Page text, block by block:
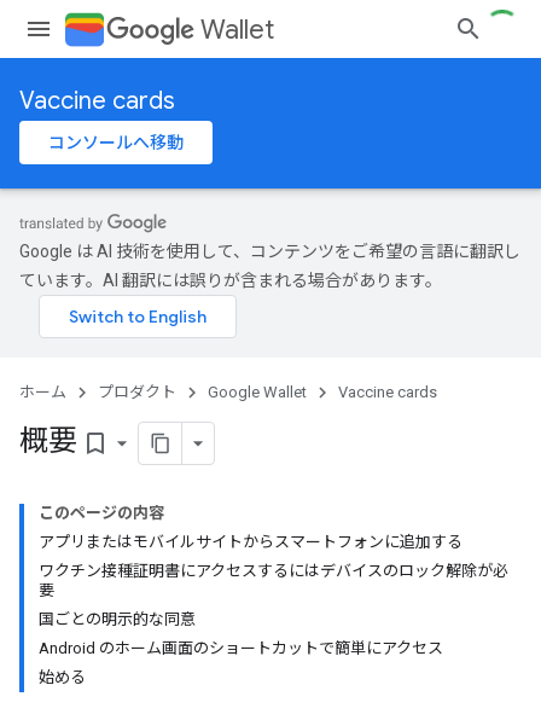
Wallet
Vaccine cards
コンソールへ移動
Google は AI 技術を使用して、コンテンツをご希望の言語に翻訳し
ています。AI 翻訳には誤りが含まれる場合があります。
ホーム プロダクト Google Wallet Vaccine cards
概要 bookmark_border
このページの内容
アプリまたはモバイルサイトからスマートフォンに追加する
ワクチン接種証明書にアクセスするにはデバイスのロック解除が必
要
国ごとの明示的な同意
Android のホーム画面のショートカットで簡単にアクセス
始める